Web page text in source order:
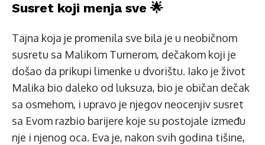
Susret koji menja sve 🌟
Tajna koja je promenila sve bila je u neobičnom
susretu sa Malikom Turnerom, dečakom koji je
došao da prikupi limenke u dvorištu. Iako je život
Malika bio daleko od luksuza, bio je običan dečak
sa osmehom, i upravo je njegov neocenjiv susret
sa Evom razbio barijere koje su postojale između
nje i njenog oca. Eva je, nakon svih godina tišine,